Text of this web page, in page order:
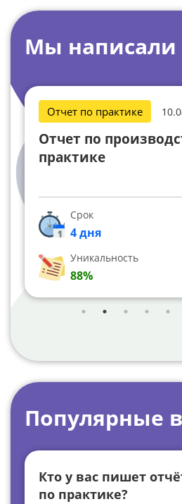
Мы написали
Отчет по практике
Лист ежедневных
Срок
2 дня
Уникальность
82%
Популярные
Кто у вас пишет
по практике?